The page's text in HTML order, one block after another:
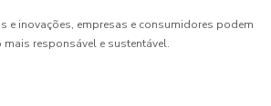
e inovações, empresas e consumidores podem
responsável e sustentável.